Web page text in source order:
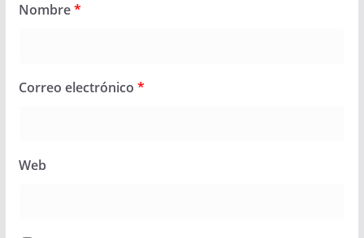
Nombre*
Correo electrónico *
Web